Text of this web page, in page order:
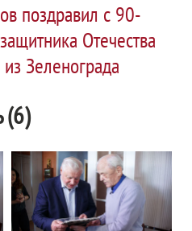
поздравил с 90-
Отечества
Зеленограда
(6)